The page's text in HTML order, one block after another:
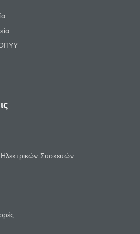
Συσκευών